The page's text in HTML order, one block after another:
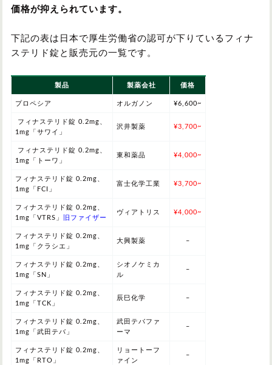
価格が抑えられています。
下記の表は日本で厚生労働省の認可が下りているフィナ
ステリド錠と販売元の一覧です。
製品 製薬会社 価格
プロペシア オルガノン ¥6,600~
フィナステリド錠 0.2mg、
1mg「サワイ」
沢井製薬 ¥3,700~
フィナステリド錠 0.2mg、
1mg「トーワ」
東和薬品 ¥4,000~
フィナステリド錠 0.2mg、
1mg「FCI」
富士化学工業 ¥3,700~
フィナステリド錠 0.2mg、
1mg「VTRS」
旧ファイザー
ヴィアトリス ¥4,000~
フィナステリド錠 0.2mg、
1mg「クラシエ」
大興製薬 –
フィナステリド錠 0.2mg、
1mg「SN」
シオノケミカ
ル
–
フィナステリド錠 0.2mg、
1mg「TCK」
辰巳化学 –
フィナステリド錠 0.2mg、
1mg「武田テバ」
武田テバファ
ーマ
–
フィナステリド錠 0.2mg、
1mg「RTO」
リョートーフ
ァイン
–